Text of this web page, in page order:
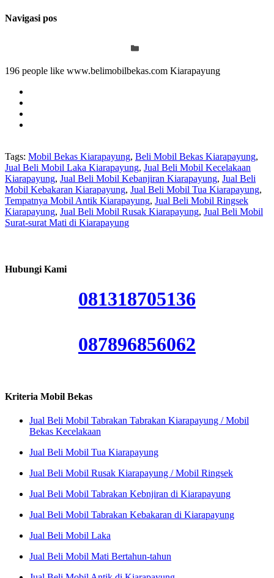
Navigasi pos
196 people like www.belimobilbekas.com Kiarapayung
Tags: Mobil Bekas Kiarapayung, Beli Mobil Bekas Kiarapayung,
Jual Beli Mobil Laka Kiarapayung, Jual Beli Mobil Kecelakaan
Kiarapayung, Jual Beli Mobil Kebanjiran Kiarapayung, Jual Beli
Mobil Kebakaran Kiarapayung, Jual Beli Mobil Tua Kiarapayung,
Tempatnya Mobil Antik Kiarapayung, Jual Beli Mobil Ringsek
Kiarapayung, Jual Beli Mobil Rusak Kiarapayung, Jual Beli Mobil
Surat-surat Mati di Kiarapayung
Hubungi Kami
081318705136
087896856062
Kriteria Mobil Bekas
Jual Beli Mobil Tabrakan Tabrakan Kiarapayung / Mobil
Bekas Kecelakaan
Jual Beli Mobil Tua Kiarapayung
Jual Beli Mobil Rusak Kiarapayung / Mobil Ringsek
Jual Beli Mobil Tabrakan Kebnjiran di Kiarapayung
Jual Beli Mobil Tabrakan Kebakaran di Kiarapayung
Jual Beli Mobil Laka
Jual Beli Mobil Mati Bertahun-tahun